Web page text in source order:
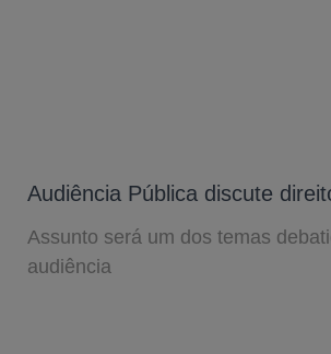
Audiência Pública discute
Assunto será um dos temas
audiência